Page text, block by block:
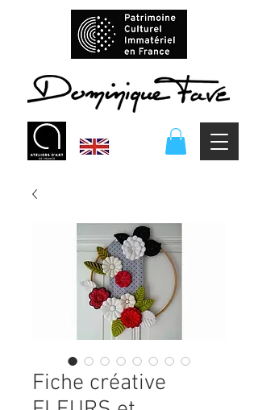
Fiche créative